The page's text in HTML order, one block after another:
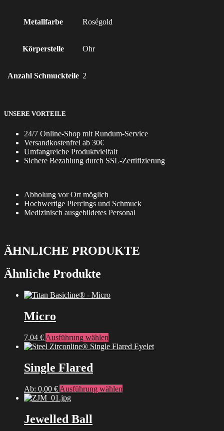
Metallfarbe Roségold
Körperstelle Ohr
Anzahl Schmuckteile 2
UNSERE VORTEILE
24/7 Online-Shop mit Rundum-Service
Versandkostenfrei ab 30€
Umfangreiche Produktvielfalt
Sichere Bezahlung durch SSL-Zertifizierung
Abholung vor Ort möglich
Hochwertige Piercings und Schmuck
Medizinisch ausgebildetes Personal
ÄHNLICHE PRODUKTE
Ähnliche Produkte
Micro
7,04 € Ausführung wählen
Produkt
Die
Single Flared
Ab: 0,00 € Ausführung wählen
Jewelled Ball